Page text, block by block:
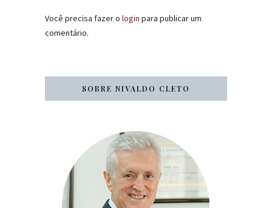
Você precisa fazer o login para publicar um
comentário.
SOBRE NIVALDO CLETO